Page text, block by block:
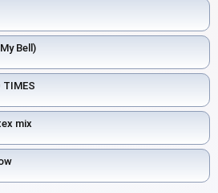
Bell)
TIMES
mix